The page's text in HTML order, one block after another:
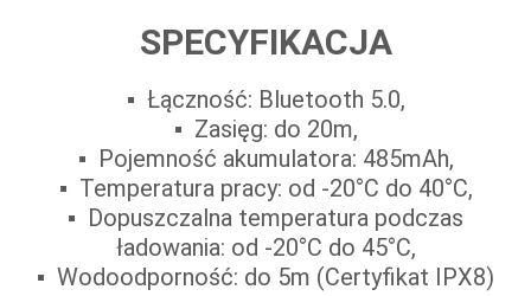
SPECYFIKACJA
Łączność: Bluetooth 5.0,
Zasięg: do 20m,
Pojemność akumulatora: 485mAh,
Temperatura pracy: od -20°C do 40°C,
Dopuszczalna temperatura podczas
ładowania: od -20°C do 45°C,
Wodoodporność: do 5m (Certyfikat IPX8)